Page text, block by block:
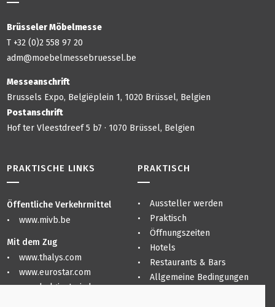
Brüsseler Möbelmesse
T +32 (0)2 558 97 20
adm@moebelmessebruessel.be
Messeanschrift
Brussels Expo, Belgiëplein 1, 1020 Brüssel, Belgien
Postanschrift
Hof ter Vleestdreef 5 b7 · 1070 Brüssel, Belgien
PRAKTISCHE LINKS
Öffentliche Verkehrmittel
www.mivb.be
Mit dem Zug
www.thalys.com
www.eurostar.com
www.belgiantrain.be
PRAKTISCH
Aussteller werden
Praktisch
Öffnungszeiten
Hotels
Restaurants & Bars
Allgemeine Bedingungen